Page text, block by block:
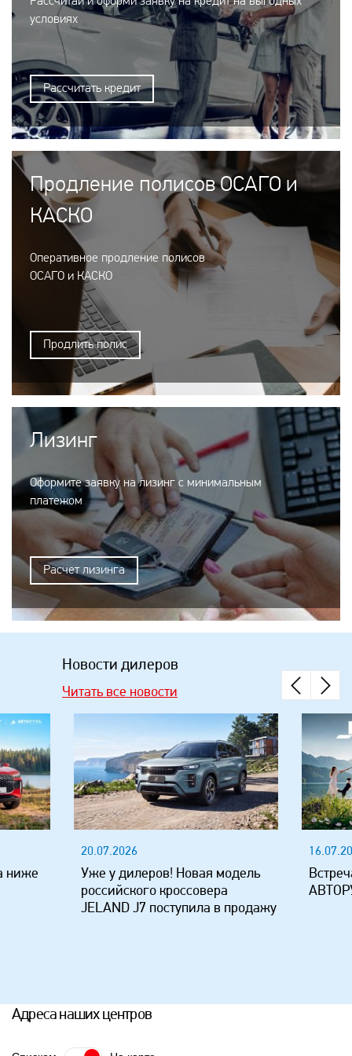
условиях
Рассчитать кредит
Продление полисов ОСАГО и
КАСКО
Оперативное продление полисов
ОСАГО и КАСКО
Продлить полис
Лизинг
Оформите заявку на лизинг с минимальным
платежом
Расчет лизинга
Новости дилеров
Читать все новости
ниже
20.07.2026
Уже у дилеров! Новая модель
российского кроссовера
JELAND J7 поступила в продажу
Адреса наших центров